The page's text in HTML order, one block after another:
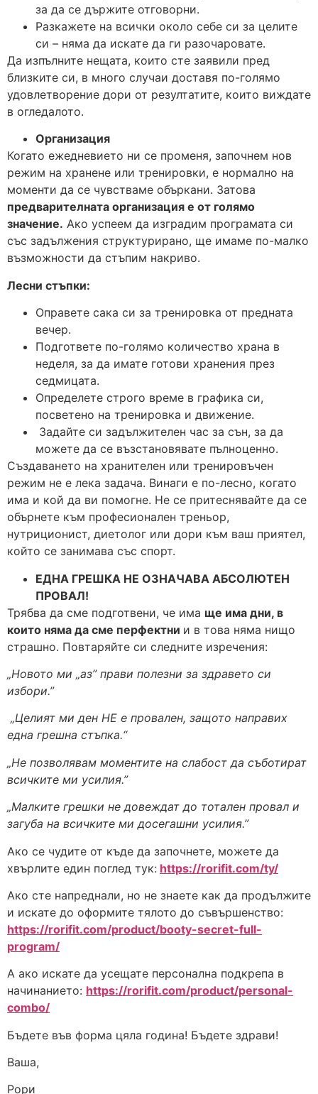
за да се държите отговорни.
Разкажете на всички около себе си за целите
си – няма да искате да ги разочаровате.
Да изпълните нещата, които сте заявили пред
близките си, в много случаи доставя по-голямо
удовлетворение дори от резултатите, които виждате
в огледалото.
Организация
Когато ежедневието ни се променя, започнем нов
режим на хранене или тренировки, е нормално на
моменти да се чувстваме объркани. Затова
предварителната организация е от голямо
значение. Ако успеем да изградим програмата си
със задължения структурирано, ще имаме по-малко
възможности да стъпим накриво.
Лесни стъпки:
Оправете сака си за тренировка от предната
вечер.
Подгответе по-голямо количество храна в
неделя, за да имате готови хранения през
седмицата.
Определете строго време в графика си,
посветено на тренировка и движение.
Задайте си задължителен час за сън, за да
можете да се възстановявате пълноценно.
Създаването на хранителен или тренировъчен
режим не е лека задача. Винаги е по-лесно, когато
има и кой да ви помогне. Не се притеснявайте да се
обърнете към професионален треньор,
нутриционист, диетолог или дори към ваш приятел,
който се занимава със спорт.
ЕДНА ГРЕШКА НЕ ОЗНАЧАВА АБСОЛЮТЕН
ПРОВАЛ!
Трябва да сме подготвени, че има ще има дни, в
които няма да сме перфектни и в това няма нищо
страшно. Повтаряйте си следните изречения:
„Новото ми „аз” прави полезни за здравето си
избори.”
„Целият ми ден НЕ е провален, защото направих
една грешна стъпка.“
„Не позволявам моментите на слабост да съботират
всичките ми усилия.”
„Малките грешки не довеждат до тотален провал и
загуба на всичките ми досегашни усилия.”
Ако се чудите от къде да започнете, можете да
хвърлите един поглед тук: https://rorifit.com/ty/
Ако сте напреднали, но не знаете как да продължите
и искате до оформите тялото до съвършенство:
https://rorifit.com/product/booty-secret-full-
program/
А ако искате да усещате персонална подкрепа в
начинанието: https://rorifit.com/product/personal-
combo/
Бъдете във форма цяла година! Бъдете здрави!
Ваша,
Рори